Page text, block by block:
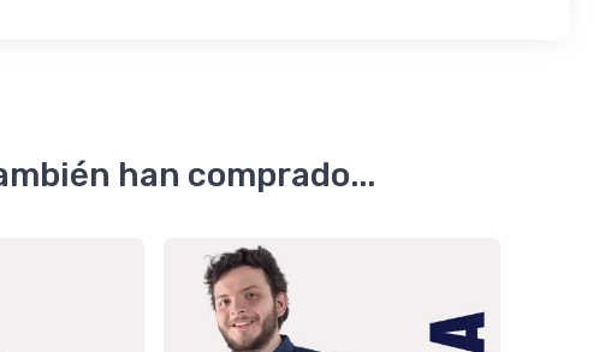
han comprado...